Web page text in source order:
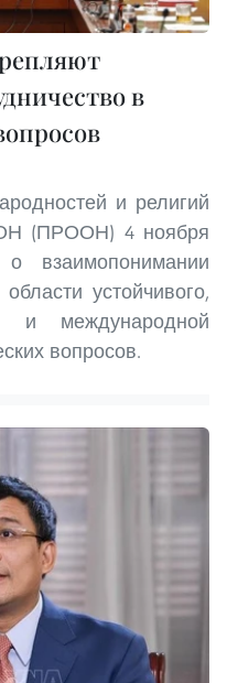
в
и религий
(ПРООН) 4 ноября
взаимопонимании
устойчивого,
и международной
вопросов.